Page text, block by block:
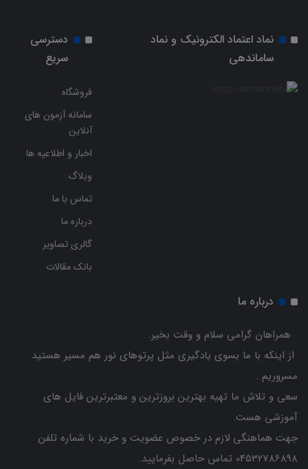
نماد اعتماد الکترونیک و نماد
ساماندهی
دسترسی
سریع
فروشگاه
سامانه آزمون های
آنلاین
اخبار و اطلاعیه ها
وبلاگ
تماس با ما
درباره ما
گالری تصاویر
بانک مقالات
درباره ما
همراهان گرامی سلام و وقت بخیر.
از اینکه با ما بسوی یادگیری مثل پرتوهای نور هم مسیر هستید
مسروریم .
سعی و تلاش ما تهیه بهترین بروزترین و معتبرترین فایل های
آموزشی هست.
جهت هماهنگی لازم در خصوص عضویت و خرید با شماره تلفن
04532786898 تماس حاصل بفرمایید.